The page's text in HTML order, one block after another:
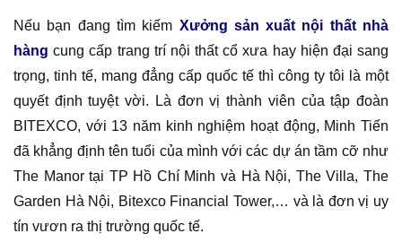
Nếu bạn đang tìm kiếm Xưởng sản xuất nội thất nhà
hàng cung cấp trang trí nội thất cổ xưa hay hiện đại sang
trọng, tinh tế, mang đẳng cấp quốc tế thì công ty tôi là một
quyết định tuyệt vời. Là đơn vị thành viên của tập đoàn
BITEXCO, với 13 năm kinh nghiệm hoạt động, Minh Tiến
đã khẳng định tên tuổi của mình với các dự án tầm cỡ như
The Manor tại TP Hồ Chí Minh và Hà Nội, The Villa, The
Garden Hà Nội, Bitexco Financial Tower,… và là đơn vị uy
tín vươn ra thị trường quốc tế.